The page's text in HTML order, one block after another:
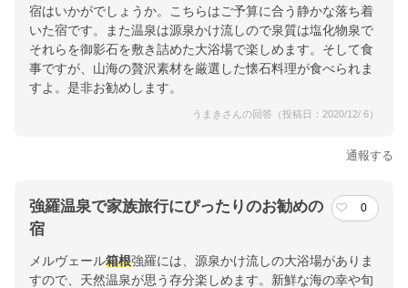
宿はいかがでしょうか。こちらはご予算に合う静かな落ち着
いた宿です。また温泉は源泉かけ流しので泉質は塩化物泉で
それらを御影石を敷き詰めた大浴場で楽しめます。そして食
事ですが、山海の贅沢素材を厳選した懐石料理が食べられま
すよ。是非お勧めします。
うまきさんの回答（投稿日：2020/12/ 6）
通報する
強羅温泉で家族旅行にぴったりのお勧めの
宿
0
メルヴェール箱根強羅には、源泉かけ流しの大浴場がありま
すので、天然温泉が思う存分楽しめます。新鮮な海の幸や旬